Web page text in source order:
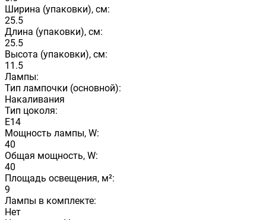
Ширина (упаковки), см:
25.5
Длина (упаковки), см:
25.5
Высота (упаковки), см:
11.5
Лампы:
Тип лампочки (основной):
Накаливания
Тип цоколя:
E14
Мощность лампы, W:
40
Общая мощность, W:
40
Площадь освещения, м²:
9
Лампы в комплекте:
Нет